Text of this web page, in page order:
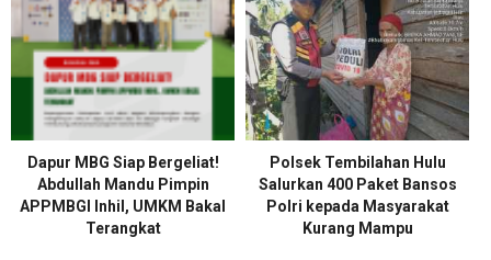
Dapur MBG Siap Bergeliat!
Abdullah Mandu Pimpin
APPMBGI Inhil, UMKM Bakal
Terangkat
Polsek Tembilahan Hulu
Salurkan 400 Paket Bansos
Polri kepada Masyarakat
Kurang Mampu